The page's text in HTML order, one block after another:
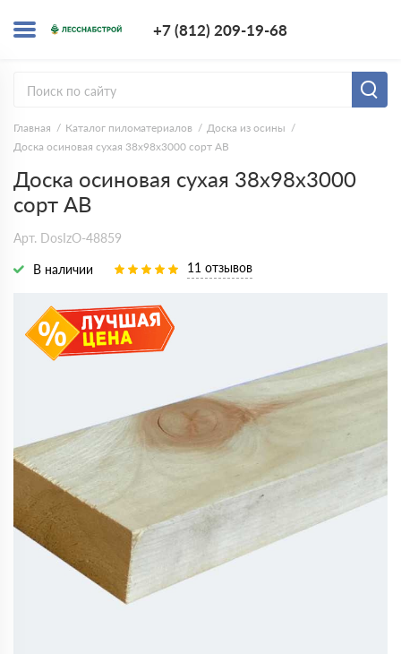
+7 (812) 209-19-68
Главная Каталог пиломатериалов
Доска из осины
Доска осиновая сухая 38х98х3000 сорт АВ
Доска осиновая сухая 38х98х3000
сорт АВ
Арт. DosIzO-48859
В наличии 11 отзывов